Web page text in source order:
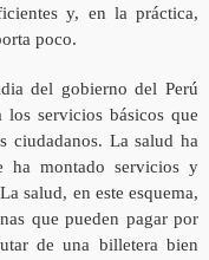
y, en la práctica,
poco.
del gobierno del Perú
los servicios básicos que
ciudadanos. La salud ha
ha montado servicios y
salud, en este esquema,
que pueden pagar por
de una billetera bien